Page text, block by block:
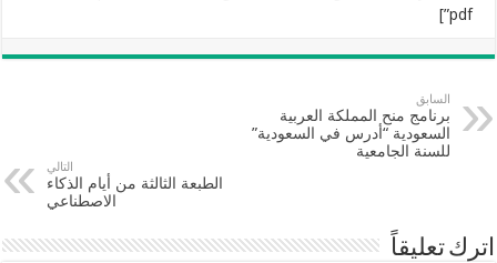
pdf”]
السابق
برنامج منح المملكة العربية
السعودية “أدرس في السعودية”
للسنة الجامعية
التالي
الطبعة الثالثة من أيام الذكاء
الاصطناعي
اترك تعليقاً